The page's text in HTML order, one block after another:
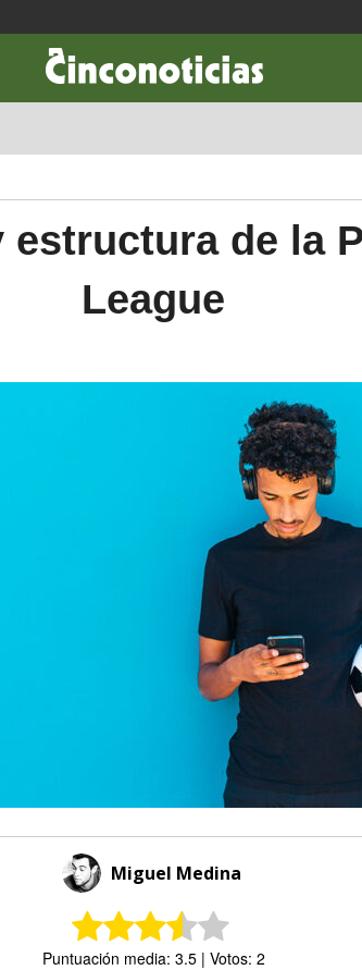
estructura de la
League
Miguel Medina
Puntuación media: 3.5 | Votos: 2